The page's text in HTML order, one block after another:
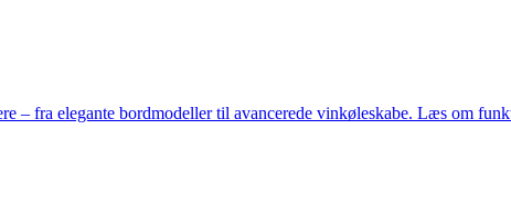
– fra elegante bordmodeller til avancerede vinkøleskabe. Læs om